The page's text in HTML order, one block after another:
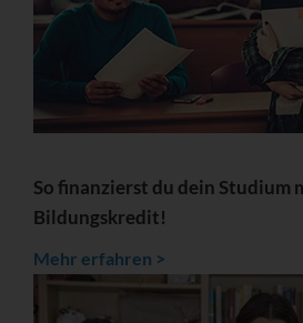
So finanzierst du dein Studium
Bildungskredit!
Mehr erfahren >